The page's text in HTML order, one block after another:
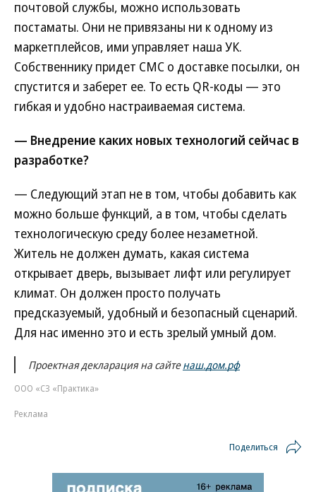
почтовой службы, можно использовать
постаматы. Они не привязаны ни к одному из
маркетплейсов, ими управляет наша УК.
Собственнику придет СМС о доставке посылки, он
спустится и заберет ее. То есть QR-коды — это
гибкая и удобно настраиваемая система.
— Внедрение каких новых технологий сейчас в
разработке?
— Следующий этап не в том, чтобы добавить как
можно больше функций, а в том, чтобы сделать
технологическую среду более незаметной.
Житель не должен думать, какая система
открывает дверь, вызывает лифт или регулирует
климат. Он должен просто получать
предсказуемый, удобный и безопасный сценарий.
Для нас именно это и есть зрелый умный дом.
Проектная декларация на сайтенаш.дом.рф
ООО «СЗ «Практика»
Реклама
Поделиться